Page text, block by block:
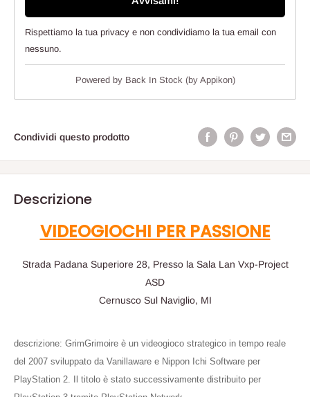
Rispettiamo la tua privacy e non condividiamo la tua email con
nessuno.
Powered by Back In Stock (by Appikon)
Condividi questo prodotto
Descrizione
VIDEOGIOCHI PER PASSIONE
Strada Padana Superiore 28, Presso la Sala Lan Vxp-Project
ASD
Cernusco Sul Naviglio, MI
descrizione: GrimGrimoire è un videogioco strategico in tempo reale
del 2007 sviluppato da Vanillaware e Nippon Ichi Software per
PlayStation 2. Il titolo è stato successivamente distribuito per